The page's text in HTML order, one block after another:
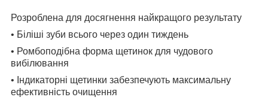
Розроблена для досягнення найкращого результату
• Біліші зуби всього через один тиждень
• Ромбоподібна форма щетинок для чудового
вибілювання
• Індикаторні щетинки забезпечують максимальну
ефективність очищення